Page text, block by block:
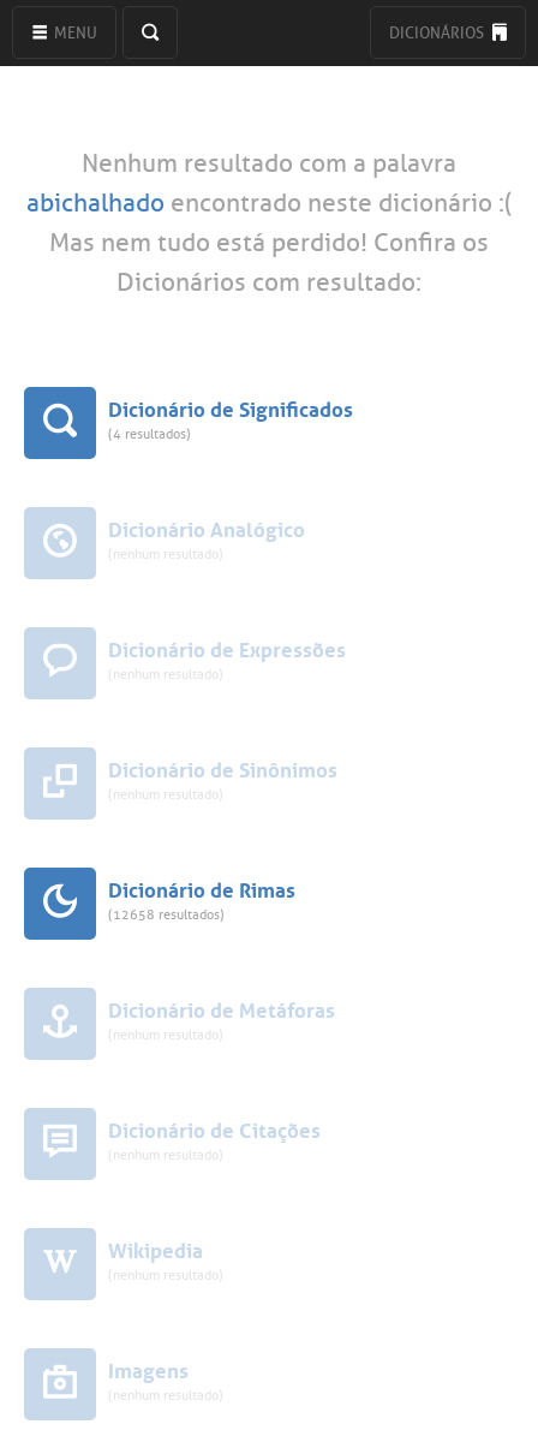
MENU DICIONÁRIOS
Nenhum resultado com a palavra
abichalhado encontrado neste dicionário :(
Mas nem tudo está perdido! Confira os
Dicionários com resultado:
Dicionário de Significados
(4 resultados)
Dicionário Analógico
(nenhum resultado)
Dicionário de Expressões
(nenhum resultado)
Dicionário de Sinônimos
(nenhum resultado)
Dicionário de Rimas
(12658 resultados)
Dicionário de Metáforas
(nenhum resultado)
Dicionário de Citações
(nenhum resultado)
Wikipedia
(nenhum resultado)
Imagens
(nenhum resultado)